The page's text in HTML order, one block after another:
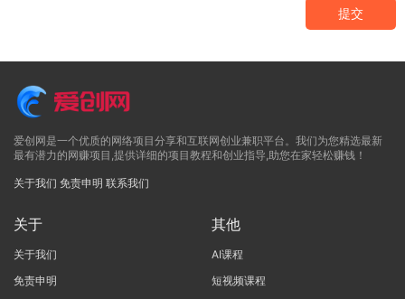
提交
爱创网是一个优质的网络项目分享和互联网创业兼职平台。我们为您精选最新
最有潜力的网赚项目,提供详细的项目教程和创业指导,助您在家轻松赚钱！
关于我们 免责申明 联系我们
关于
关于我们
免责申明
其他
AI课程
短视频课程